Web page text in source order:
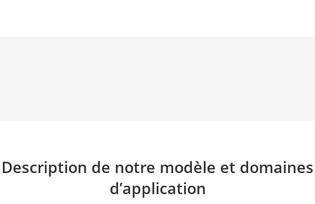
Description de notre modèle et domaines
d’application